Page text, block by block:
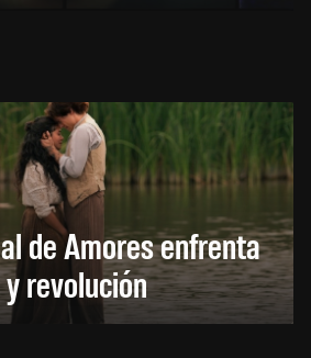
de Amores enfrenta
revolución